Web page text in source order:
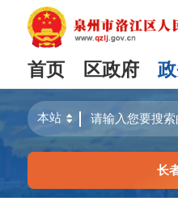
首页 区政府
长